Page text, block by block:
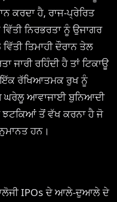
ਕਰਦਾ ਹੈ, ਰਾਜ-ਪ੍ਰੇਰਿਤ
ਨਿਰਭਰਤਾ ਨੂੰ ਉਜਾਗਰ
ਤਿਮਾਹੀ ਦੌਰਾਨ ਤੇਲ
ਜਾਰੀ ਰਹਿੰਦੀ ਹੈ ਤਾਂ ਟਿਕਾਊ
ਰੱਖਿਆਤਮਕ ਰੁਖ ਨੂੰ
ਘਰੇਲੂ ਆਵਾਜਾਈ ਬੁਨਿਆਦੀ
ਤੋਂ ਵੱਖ ਕਰਨਾ ਹੈ ਜੋ
ਹਨ।
IPOs ਦੇ ਆਲੇ-ਦੁਆਲੇ ਦੇ